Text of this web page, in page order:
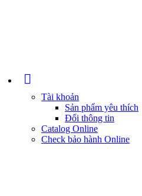
Tài khoản
Sản phẩm yêu thích
Đổi thông tin
Catalog Online
Check bảo hành Online